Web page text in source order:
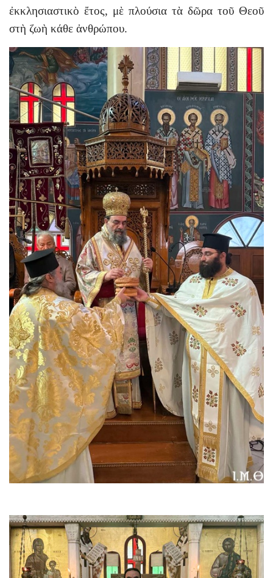
ἐκκλησιαστικὸ ἔτος, μὲ πλούσια τὰ δῶρα τοῦ Θεοῦ
στὴ ζωὴ κάθε ἀνθρώπου.